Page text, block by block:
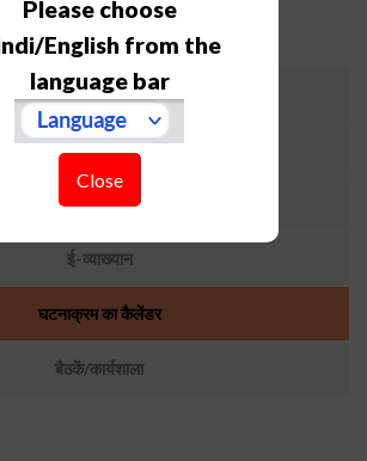
1 2
आगामी सेमिनार/संगोष्ठी
विगत सेमिनार/संवाद
खगोलीय
ई-व्याख्यान
घटनाक्रम का कैलेंडर
बैठकें/कार्यशाला
Please choose
English from the
language bar
Close